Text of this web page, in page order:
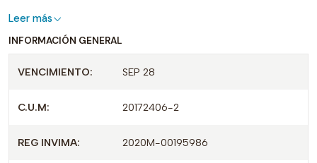
estómago, brindando alivio en casos de gastritis, úlceras
duración adecuada del tratamiento. DIZMOPRAZ se
fórmula avanzada y su compromiso con la eficacia y la
Leer más
INFORMACIÓN GENERAL
VENCIMIENTO: SEP 28
C.U.M: 20172406-2
REG INVIMA: 2020M-00195986